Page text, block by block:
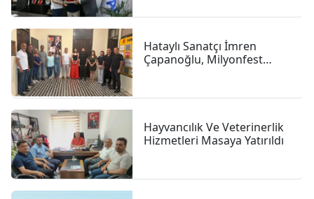
Hataylı Sanatçı İmren
Çapanoğlu, Milyonfest
Hayvancılık Ve Veterinerlik
Hizmetleri Masaya Yatırıldı